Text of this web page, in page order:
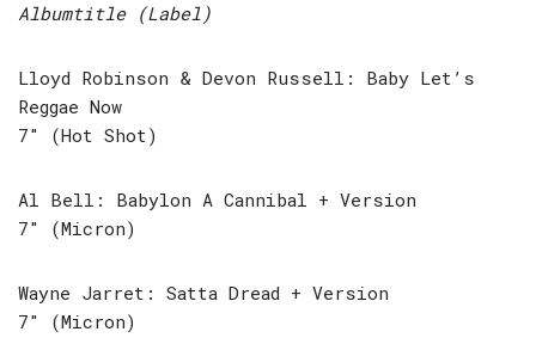
Albumtitle (Label)
Lloyd Robinson & Devon Russell: Baby Let’s
Reggae Now
7″ (Hot Shot)
Al Bell: Babylon A Cannibal + Version
7″ (Micron)
Wayne Jarret: Satta Dread + Version
7″ (Micron)